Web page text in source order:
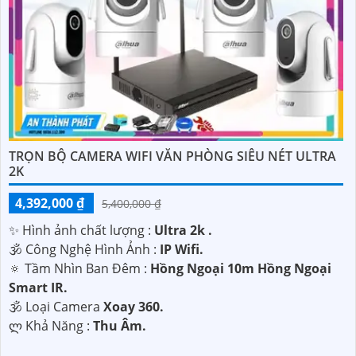
TRỌN BỘ CAMERA WIFI VĂN PHÒNG SIÊU NÉT ULTRA
2K
4,392,000 ₫
5,400,000 ₫
✨ Hình ảnh chất lượng : Ultra 2k .
🕉️ Công Nghệ Hình Ảnh : IP Wifi.
🔅 Tầm Nhìn Ban Đêm : Hồng Ngoại 10m Hồng Ngoại
Smart IR.
🕉️ Loại Camera Xoay 360.
️ლ Khả Năng : Thu Âm.